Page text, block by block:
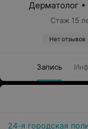
Дерматолог •
Стаж 15
Нет отзывов
Запись
24-я городская